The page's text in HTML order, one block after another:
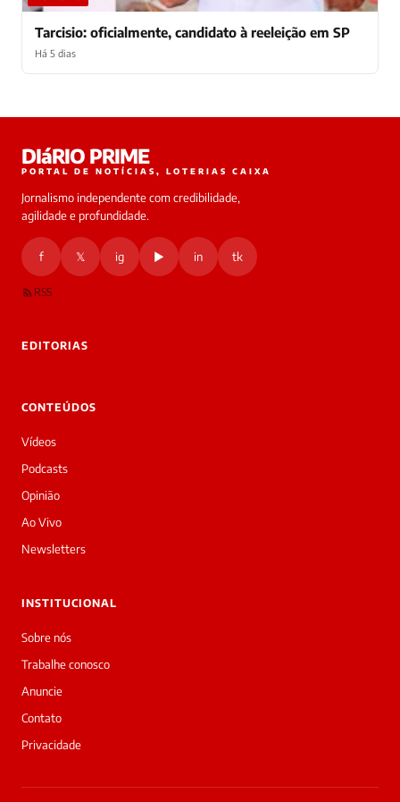
Tarcisio: oficialmente, candidato à reeleição em SP
Há 5 dias
online
Bom
Sou
a
daqui
do
Prime.
Marcos
Eduardo
Carvalho
acabou
cobrir
essa
—
a
DIáRIO PRIME
PORTAL DE NOTÍCIAS, LOTERIAS CAIXA
Jornalismo independente com credibilidade,
agilidade e profundidade.
f 𝕏 ig ▶ in tk
RSS
EDITORIAS
CONTEÚDOS
Vídeos
Podcasts
Opinião
Ao Vivo
Newsletters
INSTITUCIONAL
Sobre nós
Trabalhe conosco
Anuncie
Contato
Privacidade